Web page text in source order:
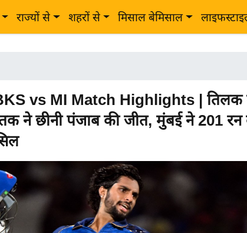
राज्यों से शहरों से मिसाल बेमिसाल
vs MI Match Highlights | तिलक
ने छीनी पंजाब की जीत, मुंबई ने 201 रन